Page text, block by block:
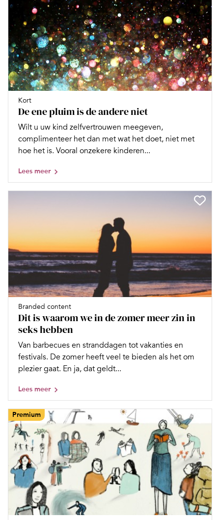
Kort
De ene pluim is de andere niet
Wilt u uw kind zelfvertrouwen meegeven,
complimenteer het dan met wat het doet, niet met
hoe het is. Vooral onzekere kinderen...
Lees meer
Branded content
Dit is waarom we in de zomer meer zin in
seks hebben
Van barbecues en stranddagen tot vakanties en
festivals. De zomer heeft veel te bieden als het om
plezier gaat. En ja, dat geldt...
Lees meer
Premium